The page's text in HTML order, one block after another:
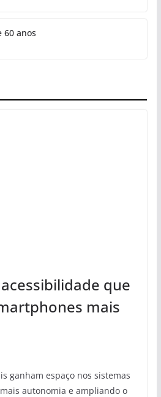
60 anos
que
mais
ganham espaço nos sistemas
autonomia e ampliando o